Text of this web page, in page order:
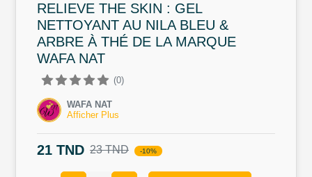
RELIEVE THE SKIN : GEL
NETTOYANT AU NILA BLEU &
ARBRE À THÉ DE LA MARQUE
WAFA NAT
(0)
WAFA NAT
Afficher Plus
21 TND 23 TND -10%